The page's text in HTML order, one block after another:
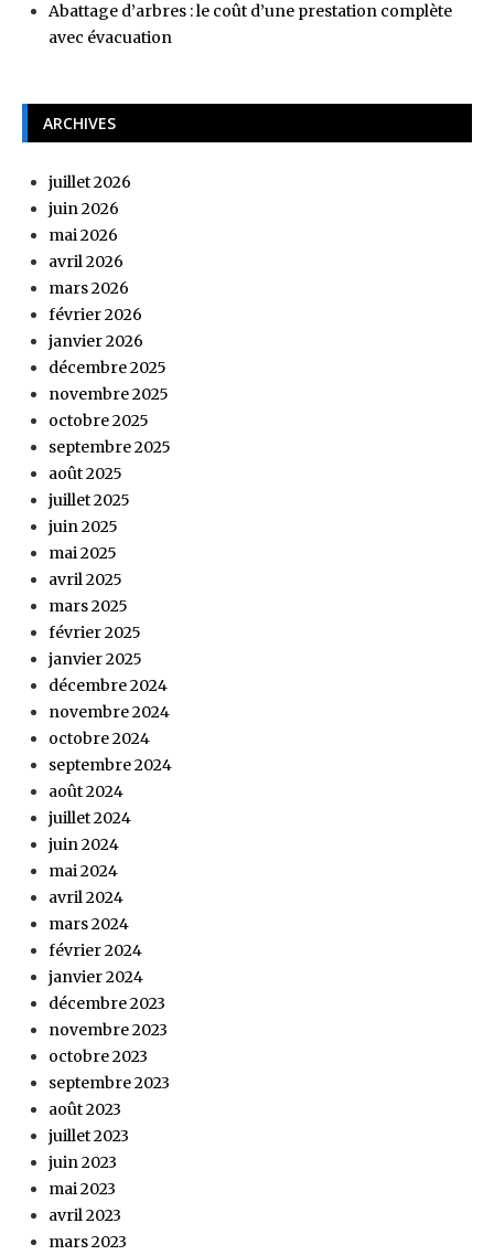
Abattage d’arbres : le coût d’une prestation complète
avec évacuation
ARCHIVES
juillet 2026
juin 2026
mai 2026
avril 2026
mars 2026
février 2026
janvier 2026
décembre 2025
novembre 2025
octobre 2025
septembre 2025
août 2025
juillet 2025
juin 2025
mai 2025
avril 2025
mars 2025
février 2025
janvier 2025
décembre 2024
novembre 2024
octobre 2024
septembre 2024
août 2024
juillet 2024
juin 2024
mai 2024
avril 2024
mars 2024
février 2024
janvier 2024
décembre 2023
novembre 2023
octobre 2023
septembre 2023
août 2023
juillet 2023
juin 2023
mai 2023
avril 2023
mars 2023